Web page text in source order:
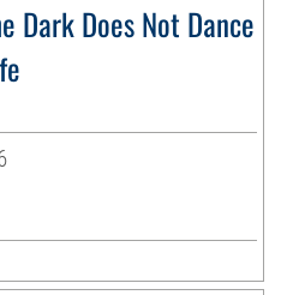
Dark Does Not Dance